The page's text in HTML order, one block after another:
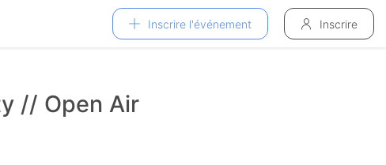
Inscrire l'événement Inscrire
// Open Air